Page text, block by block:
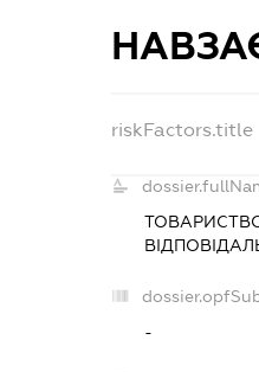
riskFactors.title
-